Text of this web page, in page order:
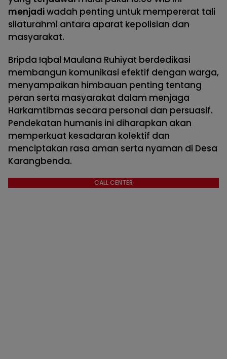
menjadiwadah penting untuk mempererat tali
silaturahmi antara aparat kepolisian dan
masyarakat.
Bripda Iqbal Maulana Ruhiyat berdedikasi
membangun komunikasi efektif dengan warga,
menyampaikan himbauan penting tentang
peran serta masyarakat dalam menjaga
Harkamtibmas secara personal dan persuasif.
Pendekatan humanis ini diharapkan akan
memperkuat kesadaran kolektif dan
menciptakan rasa aman serta nyaman di Desa
Karangbenda.
CALL CENTER